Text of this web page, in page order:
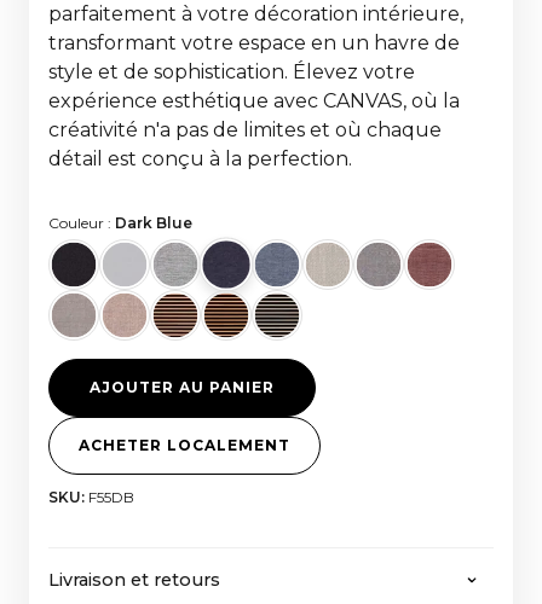
parfaitement à votre décoration intérieure,
transformant votre espace en un havre de
style et de sophistication. Élevez votre
expérience esthétique avec CANVAS, où la
créativité n'a pas de limites et où chaque
détail est conçu à la perfection.
Couleur : Dark Blue
AJOUTER AU PANIER
ACHETER LOCALEMENT
SKU: F55DB
Livraison et retours